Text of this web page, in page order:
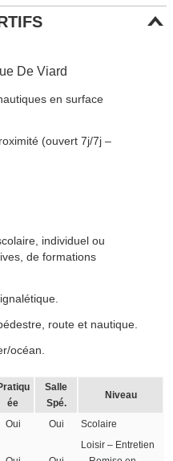
De Viard
en surface
(ouvert 7j/7j –
individuel ou
de formations
route et nautique.
océan.
ée
Salle
Spé.
Niveau
Oui Oui Scolaire
Loisir – Entretien